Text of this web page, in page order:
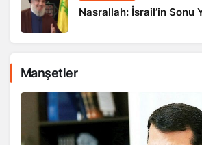
Nasrallah: İsrail’in Sonu
Manşetler